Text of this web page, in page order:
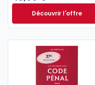
Découvrir l'offre
Le guide
Dès